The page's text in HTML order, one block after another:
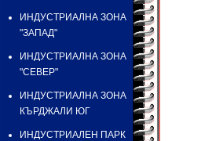
ИНДУСТРИАЛНА ЗОНА
"ЗАПАД"
ИНДУСТРИАЛНА ЗОНА
"СЕВЕР"
ИНДУСТРИАЛНА ЗОНА
КЪРДЖАЛИ ЮГ
ИНДУСТРИАЛЕН ПАРК